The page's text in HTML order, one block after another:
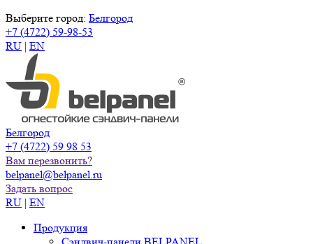
Выберите город: Белгород
+7 (4722) 59-98-53
RU | EN
Белгород
+7 (4722) 59 98 53
Вам перезвонить?
belpanel@belpanel.ru
Задать вопрос
RU | EN
Продукция